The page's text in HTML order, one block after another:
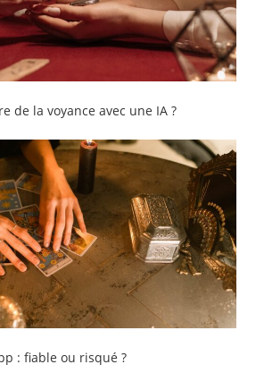
de la voyance avec une IA ?
: fiable ou risqué ?